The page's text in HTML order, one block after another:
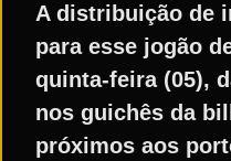
A distribuição de
para esse jogão
quinta-feira (05),
nos guichês da
próximos aos